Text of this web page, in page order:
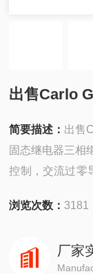
出售Carlo
简要描述： 出售
固态继电器三相
控制，交流过零
速度快、无噪音
浏览次数：3181
厂家